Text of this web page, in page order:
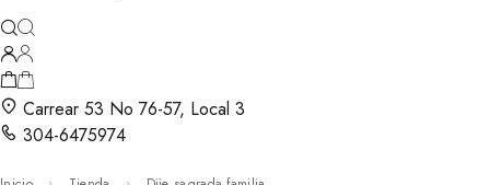
Carrear 53 No 76-57, Local 3
304-6475974